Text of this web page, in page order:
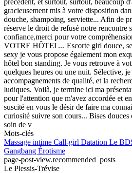
précédent, et surtout, surtout, beaucoup
gracieusement mis à votre disposition
douche, shampoing, serviette... Afin de
réserve le droit de refusé notre rencontre
confiance,merci pour votre
VOTRE HÔTEL... Escorte girl douce,
sexy je vous propose également mon
hôtel bon standing. Je vous retrouve à
quelques heures ou une nuit. Sélective,
accompagnements de qualité, et la
ludiques. Voilà, je termine ici ma
pour l'attention que m'avez accordée et
suscité en vous le désir de faire ma
curiosité suivre son cours... Bises douces
soin de v
Mots-clés
Massage intime Call-girl Datation Le
Gangbang Érotisme
page-post-view.recommended_posts
Le Plessis-Trévise